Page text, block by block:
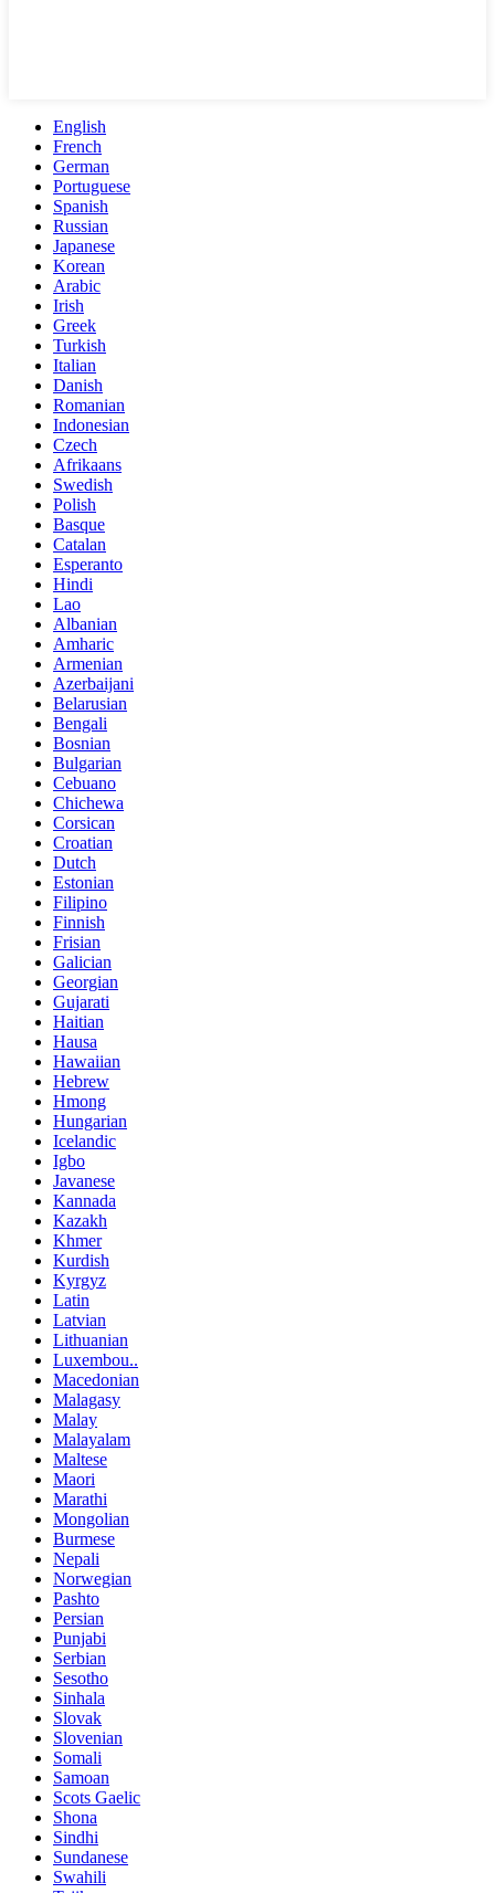
English
French
German
Portuguese
Spanish
Russian
Japanese
Korean
Arabic
Irish
Greek
Turkish
Italian
Danish
Romanian
Indonesian
Czech
Afrikaans
Swedish
Polish
Basque
Catalan
Esperanto
Hindi
Lao
Albanian
Amharic
Armenian
Azerbaijani
Belarusian
Bengali
Bosnian
Bulgarian
Cebuano
Chichewa
Corsican
Croatian
Dutch
Estonian
Filipino
Finnish
Frisian
Galician
Georgian
Gujarati
Haitian
Hausa
Hawaiian
Hebrew
Hmong
Hungarian
Icelandic
Igbo
Javanese
Kannada
Kazakh
Khmer
Kurdish
Kyrgyz
Latin
Latvian
Lithuanian
Luxembou..
Macedonian
Malagasy
Malay
Malayalam
Maltese
Maori
Marathi
Mongolian
Burmese
Nepali
Norwegian
Pashto
Persian
Punjabi
Serbian
Sesotho
Sinhala
Slovak
Slovenian
Somali
Samoan
Scots Gaelic
Shona
Sindhi
Sundanese
Swahili